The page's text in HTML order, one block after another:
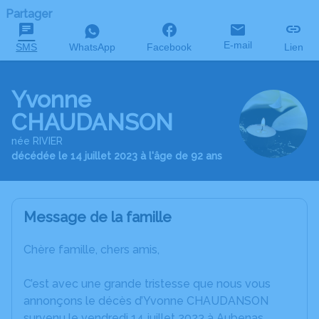
Partager
SMS WhatsApp Facebook E-mail Lien
Yvonne
CHAUDANSON
née RIVIER
décédée le 14 juillet 2023 à l'âge de 92 ans
Message de la famille
Chère famille, chers amis,
C’est avec une grande tristesse que nous vous
annonçons le décès d’Yvonne CHAUDANSON